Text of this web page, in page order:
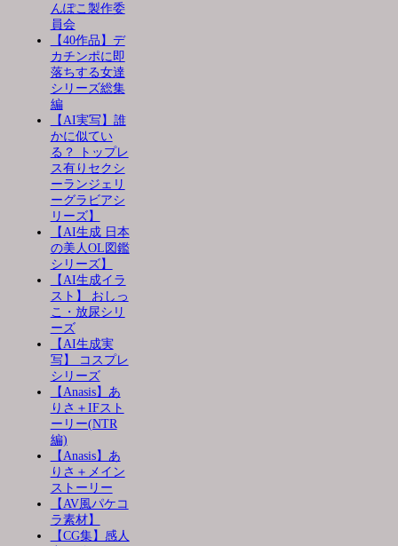
んぽこ製作委
員会
【40作品】デ
カチンポに即
落ちする女達
シリーズ総集
編
【AI実写】誰
かに似てい
る？ トップレ
ス有りセクシ
ーランジェリ
ーグラビアシ
リーズ】
【AI生成 日本
の美人OL図鑑
シリーズ】
【AI生成イラ
スト】 おしっ
こ・放尿シリ
ーズ
【AI生成実
写】 コスプレ
シリーズ
【Anasis】あ
りさ＋IFスト
ーリー(NTR
編)
【Anasis】あ
りさ＋メイン
ストーリー
【AV風パケコ
ラ素材】
【CG集】感人